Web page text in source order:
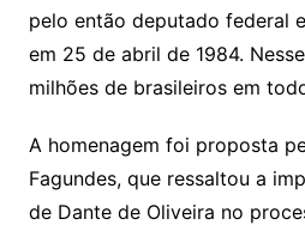
pelo então deputado federal
em 25 de abril de 1984.
milhões de brasileiros em
A homenagem foi proposta
Fagundes, que ressaltou a
de Dante de Oliveira no